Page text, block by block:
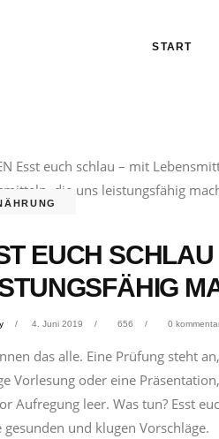
START
EUCH
4. Juni 2019 656 0
das alle. Eine Prüfung steht
Vorlesung oder eine
Aufregung leer. Was tun? Esst
gesunden und klugen Vorschläge.